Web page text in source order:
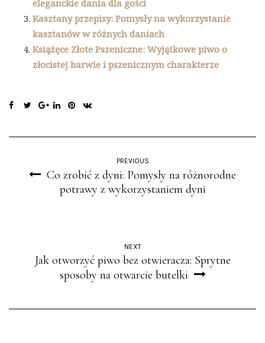
eleganckie dania dla gości
Kasztany przepisy: Pomysły na wykorzystanie
kasztanów w różnych daniach
Książęce Złote Pszeniczne: Wyjątkowe piwo o
złocistej barwie i pszenicznym charakterze
PREVIOUS
Co zrobić z dyni: Pomysły na różnorodne
potrawy z wykorzystaniem dyni
NEXT
Jak otworzyć piwo bez otwieracza: Sprytne
sposoby na otwarcie butelki